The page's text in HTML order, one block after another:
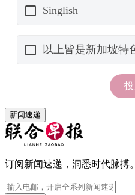
新闻速递
订阅新闻速递，洞悉时代脉搏。